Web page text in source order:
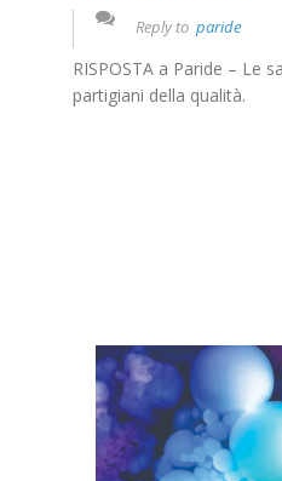
Reply to paride
RISPOSTA a Paride – Le
partigiani della qualità.